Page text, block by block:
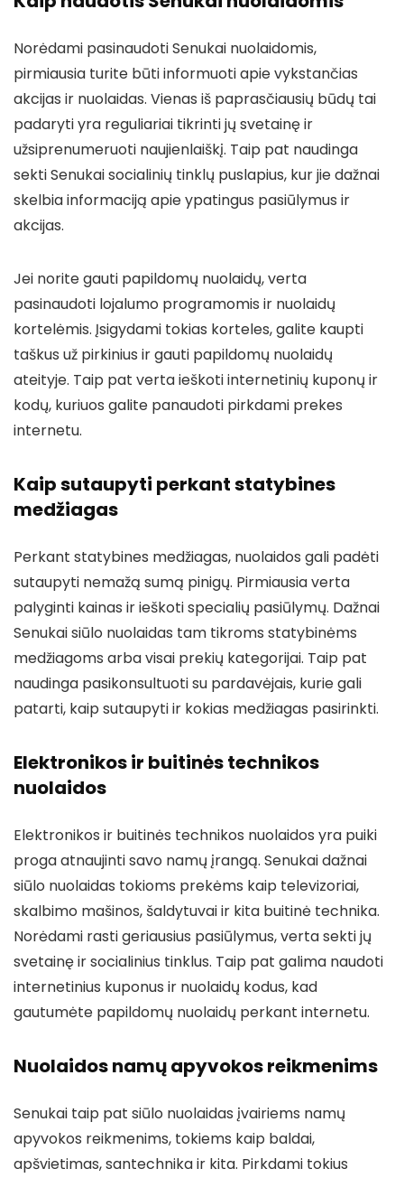
Norėdami pasinaudoti Senukai nuolaidomis,
pirmiausia turite būti informuoti apie vykstančias
akcijas ir nuolaidas. Vienas iš paprasčiausių būdų tai
padaryti yra reguliariai tikrinti jų svetainę ir
užsiprenumeruoti naujienlaiškį. Taip pat naudinga
sekti Senukai socialinių tinklų puslapius, kur jie dažnai
skelbia informaciją apie ypatingus pasiūlymus ir
akcijas.
Jei norite gauti papildomų nuolaidų, verta
pasinaudoti lojalumo programomis ir nuolaidų
kortelėmis. Įsigydami tokias korteles, galite kaupti
taškus už pirkinius ir gauti papildomų nuolaidų
ateityje. Taip pat verta ieškoti internetinių kuponų ir
kodų, kuriuos galite panaudoti pirkdami prekes
internetu.
Kaip sutaupyti perkant statybines
medžiagas
Perkant statybines medžiagas, nuolaidos gali padėti
sutaupyti nemažą sumą pinigų. Pirmiausia verta
palyginti kainas ir ieškoti specialių pasiūlymų. Dažnai
Senukai siūlo nuolaidas tam tikroms statybinėms
medžiagoms arba visai prekių kategorijai. Taip pat
naudinga pasikonsultuoti su pardavėjais, kurie gali
patarti, kaip sutaupyti ir kokias medžiagas pasirinkti.
Elektronikos ir buitinės technikos
nuolaidos
Elektronikos ir buitinės technikos nuolaidos yra puiki
proga atnaujinti savo namų įrangą. Senukai dažnai
siūlo nuolaidas tokioms prekėms kaip televizoriai,
skalbimo mašinos, šaldytuvai ir kita buitinė technika.
Norėdami rasti geriausius pasiūlymus, verta sekti jų
svetainę ir socialinius tinklus. Taip pat galima naudoti
internetinius kuponus ir nuolaidų kodus, kad
gautumėte papildomų nuolaidų perkant internetu.
Nuolaidos namų apyvokos reikmenims
Senukai taip pat siūlo nuolaidas įvairiems namų
apyvokos reikmenims, tokiems kaip baldai,
apšvietimas, santechnika ir kita. Pirkdami tokius